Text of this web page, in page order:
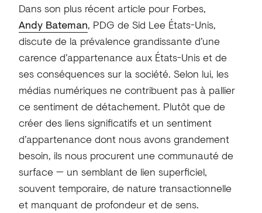
Dans son plus récent article pour Forbes,
Andy Bateman, PDG de Sid Lee États-Unis,
discute de la prévalence grandissante d’une
carence d’appartenance aux États-Unis et de
ses conséquences sur la société. Selon lui, les
médias numériques ne contribuent pas à pallier
ce sentiment de détachement. Plutôt que de
créer des liens significatifs et un sentiment
d’appartenance dont nous avons grandement
besoin, ils nous procurent une communauté de
surface — un semblant de lien superficiel,
souvent temporaire, de nature transactionnelle
et manquant de profondeur et de sens.